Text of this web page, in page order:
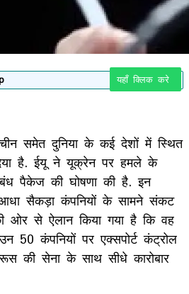
यहाँ क्लिक करे
समेत दुनिया के कई देशों में स्थित
है. ईयू ने यूक्रेन पर हमले के
पैकेज की घोषणा की है. इन
सैकड़ा कंपनियों के सामने संकट
ओर से ऐलान किया गया है कि वह
50 कंपनियों पर एक्सपोर्ट कंट्रोल
की सेना के साथ सीधे कारोबार